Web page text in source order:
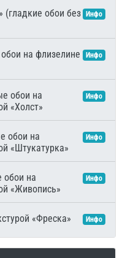
(гладкие обои без Инфо
на флизелине
Инфо
обои на
«Холст»
Инфо
обои на
«Штукатурка»
Инфо
обои на
«Живопись»
Инфо
«Фреска» Инфо